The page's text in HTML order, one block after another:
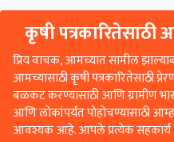
कृषी पत्रकारितेसाठी
प्रिय वाचक, आमच्यात सामील
आमच्यासाठी कृषी पत्रकारितेसाठी
बळकट करण्यासाठी आणि ग्रामीण
आणि लोकांपर्यंत पोहोचण्यासाठी
आवश्यक आहे. आपले प्रत्येक सहकार्य